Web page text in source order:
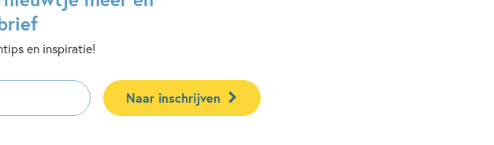
en inspiratie!
Naar inschrijven